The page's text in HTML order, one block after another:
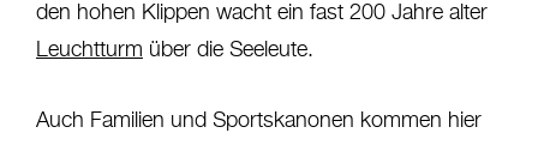
den hohen Klippen wacht ein fast 200 Jahre alter
Leuchtturm über die Seeleute.
Auch Familien und Sportskanonen kommen hier